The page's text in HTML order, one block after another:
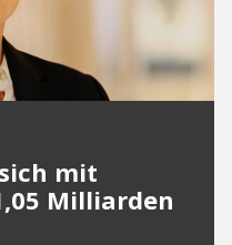
mit
Milliarden